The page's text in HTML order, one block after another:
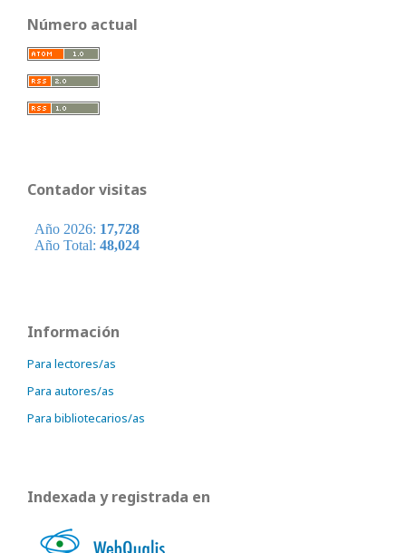
Número actual
Contador visitas
Información
Para lectores/as
Para autores/as
Para bibliotecarios/as
Indexada y registrada en